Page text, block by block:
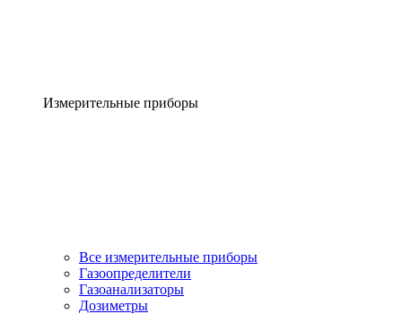
Измерительные приборы
Все измерительные приборы
Газоопределители
Газоанализаторы
Дозиметры